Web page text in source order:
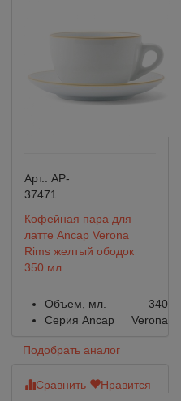
Арт.: AP-
37471
Кофейная пара для
латте Ancap Verona
Rims желтый ободок
350 мл
Объем, мл.
340
Серия Ancap
Verona
Подобрать аналог
Сравнить Нравится